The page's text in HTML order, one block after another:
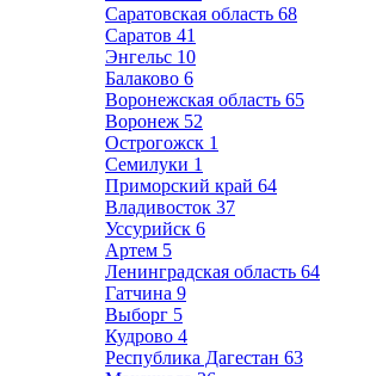
Саратовская область 68
Саратов 41
Энгельс 10
Балаково 6
Воронежская область 65
Воронеж 52
Острогожск 1
Семилуки 1
Приморский край 64
Владивосток 37
Уссурийск 6
Артем 5
Ленинградская область 64
Гатчина 9
Выборг 5
Кудрово 4
Республика Дагестан 63